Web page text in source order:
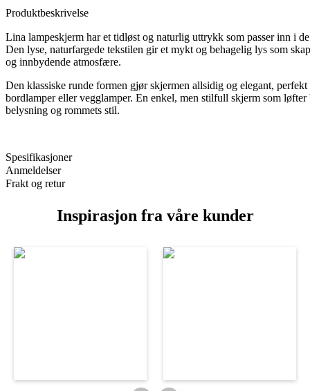
Produktbeskrivelse
Lina lampeskjerm har et tidløst og naturlig uttrykk som passer inn i
Den lyse, naturfargede tekstilen gir et mykt og behagelig lys som
og innbydende atmosfære.
Den klassiske runde formen gjør skjermen allsidig og elegant, perfekt
bordlamper eller vegglamper. En enkel, men stilfull skjerm som løfter
belysning og rommets stil.
Spesifikasjoner
Anmeldelser
Frakt og retur
Inspirasjon fra våre kunder